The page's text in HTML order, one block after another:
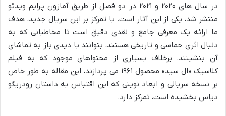
در سال های ۲۰۲۰ و ۲۰۲۱ در دو فصل از طریق آمازون پرایم ویدئو
منتشر شد، یکی از این آثار است. با تمرکز بر این سریال جدید، هدف
ما ارائه یک معرفی جامع و نقدی دقیق است تا مخاطبانی که به
دنبال اثری حماسی و تاریخی هستند، بتوانند با دیدی باز به تماشای
آن بنشینند. برخلاف بسیاری از محتواهای موجود که به فیلم
کلاسیک «ال سید» محصول ۱۹۶۱ می پردازند، این مقاله به طور خاص
بر نسخه سریالی و ابعاد نوینی که این اقتباس به داستان رودریگو
دیاس بخشیده است، تمرکز دارد.